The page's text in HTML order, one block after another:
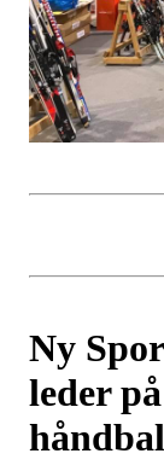
Ny
leder